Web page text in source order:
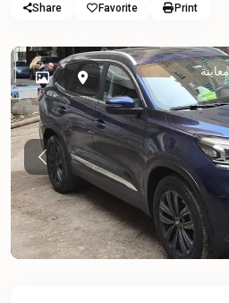
Share Favorite Print
معاينة
Previous